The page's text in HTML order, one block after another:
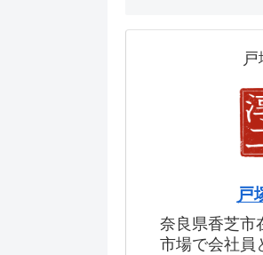
戸
奈良県香芝市
市場で会社員